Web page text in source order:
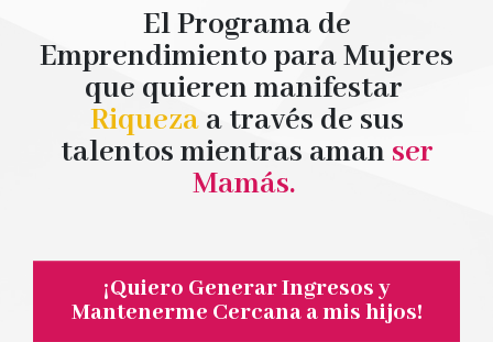
El Programa de
Emprendimiento para Mujeres
que quieren manifestar
Riqueza a través de sus
talentos mientras aman ser
Mamás.
¡Quiero Generar Ingresos y
Mantenerme Cercana a mis hijos!